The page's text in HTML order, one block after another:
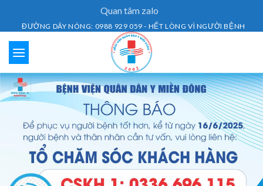
Quan tâm zalo
ĐƯỜNG DÂY NÓNG: 0988 929 059 - HẾT LÒNG VÌ NGƯỜI BỆNH